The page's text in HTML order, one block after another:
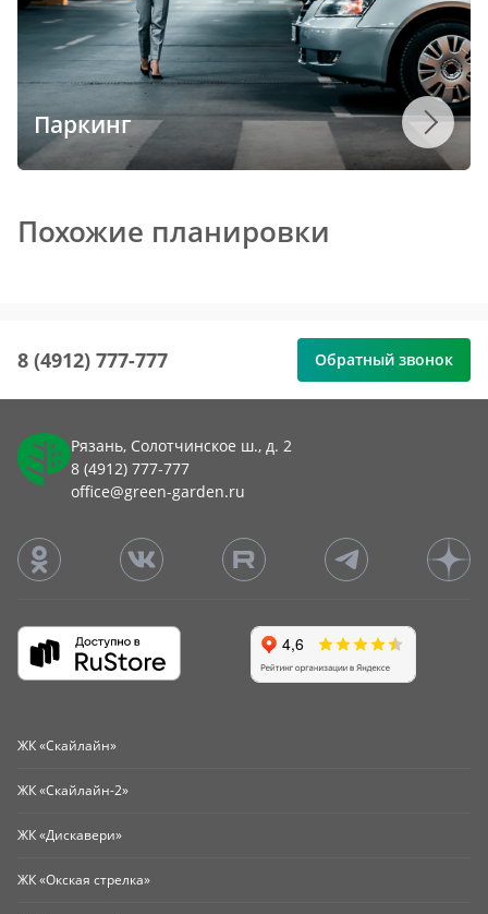
Паркинг
Похожие планировки
8 (4912) 777-777 Обратный звонок
Рязань, Солотчинское ш., д. 2
8 (4912) 777-777
office@green-garden.ru
ЖК «Скайлайн»
ЖК «Скайлайн-2»
ЖК «Дискавери»
ЖК «Окская стрелка»